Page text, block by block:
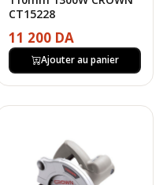
CT15228
11 200 DA
Ajouter au panier